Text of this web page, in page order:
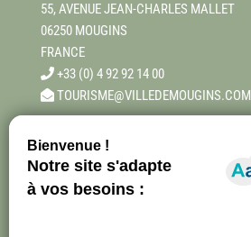
55, AVENUE JEAN-CHARLES MALLET
06250 MOUGINS
FRANCE
+33 (0) 4 92 92 14 00
TOURISME@VILLEDEMOUGINS.COM